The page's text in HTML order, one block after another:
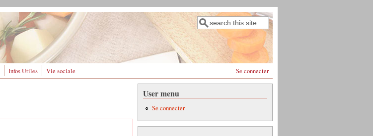
Formulaire de recherche
Rechercher
Infos Utiles Vie sociale Se connecter
User menu
Se connecter